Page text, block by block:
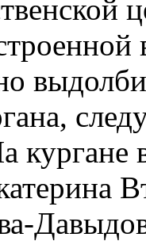
кургане